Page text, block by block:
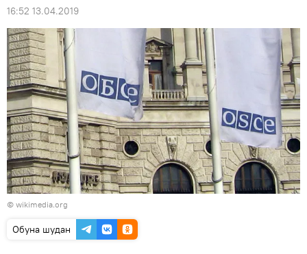
16:52 13.04.2019
© wikimedia.org
Обуна шудан